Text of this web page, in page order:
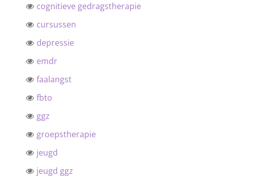
cognitieve gedragstherapie
cursussen
depressie
emdr
faalangst
fbto
ggz
groepstherapie
jeugd
jeugd ggz